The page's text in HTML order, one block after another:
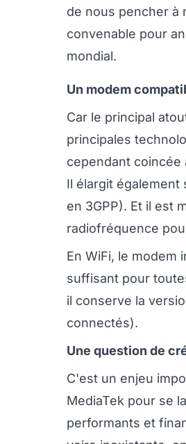
de nous pencher à
convenable pour
mondial.
Un modem
Car le principal
principales
cependant coincée
Il élargit également
en 3GPP). Et il est
radiofréquence
En WiFi, le modem
suffisant pour
il conserve la
connectés).
Une question de
C'est un enjeu
MediaTek pour se
performants et